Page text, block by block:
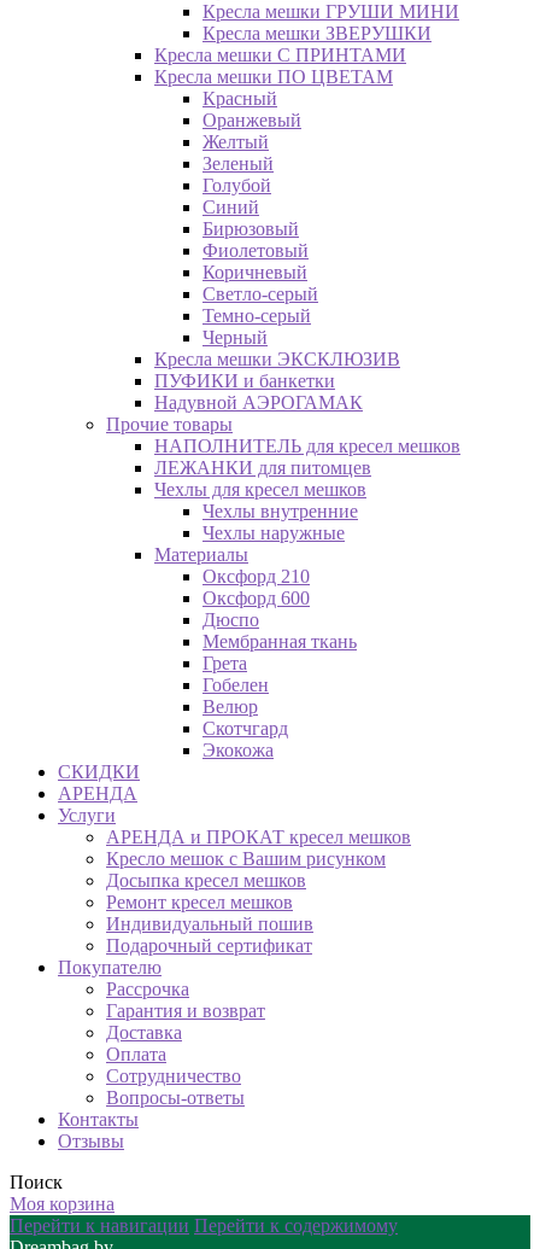
Кресла мешки ГРУШИ МИНИ
Кресла мешки ЗВЕРУШКИ
Кресла мешки С ПРИНТАМИ
Кресла мешки ПО ЦВЕТАМ
Красный
Оранжевый
Желтый
Зеленый
Голубой
Синий
Бирюзовый
Фиолетовый
Коричневый
Светло-серый
Темно-серый
Черный
Кресла мешки ЭКСКЛЮЗИВ
ПУФИКИ и банкетки
Надувной АЭРОГАМАК
Прочие товары
НАПОЛНИТЕЛЬ для кресел мешков
ЛЕЖАНКИ для питомцев
Чехлы для кресел мешков
Чехлы внутренние
Чехлы наружные
Материалы
Оксфорд 210
Оксфорд 600
Дюспо
Мембранная ткань
Грета
Гобелен
Велюр
Скотчгард
Экокожа
СКИДКИ
АРЕНДА
Услуги
АРЕНДА и ПРОКАТ кресел мешков
Кресло мешок с Вашим рисунком
Досыпка кресел мешков
Ремонт кресел мешков
Индивидуальный пошив
Подарочный сертификат
Покупателю
Рассрочка
Гарантия и возврат
Доставка
Оплата
Сотрудничество
Вопросы-ответы
Контакты
Отзывы
Поиск
Моя корзина
Перейти к навигации Перейти к содержимому